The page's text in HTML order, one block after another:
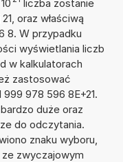
10
liczba zostanie
oraz właściwą
8. W przypadku
wyświetlania liczb
w kalkulatorach
zastosować
978 596 8E+21.
duże oraz
do odczytania.
znaku wyboru,
zwyczajowym